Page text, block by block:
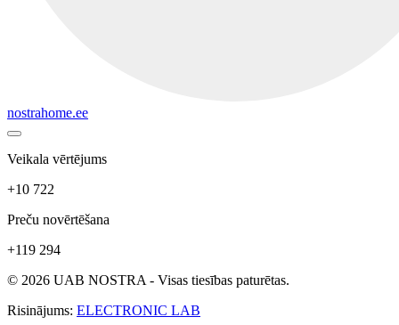
nostrahome.ee
Veikala vērtējums
+10 722
Preču novērtēšana
+119 294
© 2026 UAB NOSTRA - Visas tiesības paturētas.
Risinājums: ELECTRONIC LAB